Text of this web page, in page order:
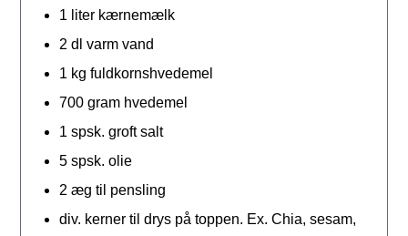
1 liter kærnemælk
2 dl
varm vand
1 kg fuldkornshvedemel
700 gram hvedemel
1 spsk. groft salt
5 spsk. olie
2 æg til pensling
div. kerner til drys på toppen. Ex. Chia, sesam,